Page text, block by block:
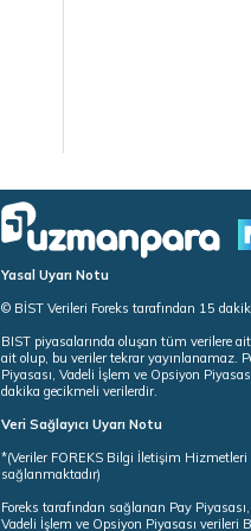
Yasal Uyarı Notu
© BİST Verileri Foreks tarafından 15
BIST piyasalarında oluşan tüm verilere
ait olup, bu veriler tekrar yayınlanamaz.
Piyasası, Vadeli İşlem ve Opsiyon
dakika gecikmeli verilerdir.
Veri Sağlayıcı Uyarı Notu
*(Veriler FOREKS Bilgi İletişim Hizmetleri
sağlanmaktadır)
Foreks tarafından sağlanan Pay
Vadeli İşlem ve Opsiyon Piyasası verileri